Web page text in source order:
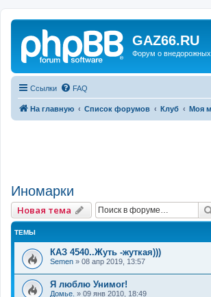
GAZ66.RU
Форум о внедорожных
Ссылки FAQ
На главную Список форумов Клуб Моя
Иномарки
Новая тема
ТЕМЫ
КАЗ 4540..Жуть -жуткая)))
Semen » 08 апр 2019, 13:57
Я люблю Унимог!
Домье. » 09 янв 2010, 18:49